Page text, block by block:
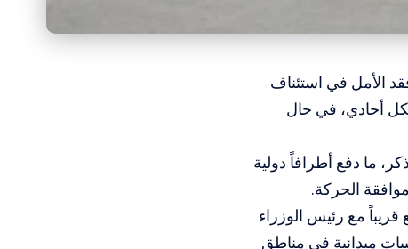
الأمل في استئناف
أحادي، في حال
ما دفع أطرافاً دولية
الحركة.
مع رئيس الوزراء
ميدانية في مناطق